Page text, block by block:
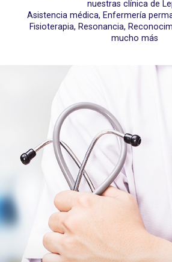
nuestras clínica de
Asistencia médica, Enfermería
Fisioterapia, Resonancia,
mucho más